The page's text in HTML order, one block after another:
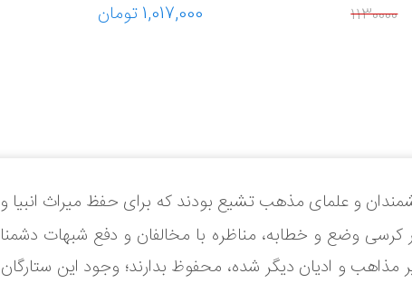
و علمای مذهب تشیع بودند که برای حفظ میراث انبیا و
وضع و خطابه، مناظره با مخالفان و دفع شبهات
مذاهب و ادیان دیگر شده، محفوظ بدارند؛ وجود این